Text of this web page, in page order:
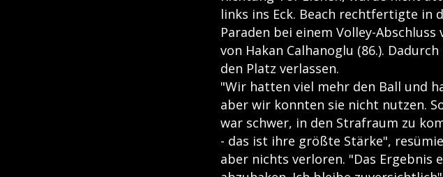
links ins Eck. Beach rechtfertigte in
Paraden bei einem Volley-
von Hakan Calhanoglu (86.).
den Platz verlassen.
"Wir hatten viel mehr den Ball und
aber wir konnten sie nicht nutzen.
war schwer, in den Strafraum zu
- das ist ihre größte Stärke",
aber nichts verloren. "Das Ergebnis